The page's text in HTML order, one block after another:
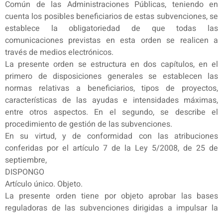
Común de las Administraciones Públicas, teniendo en
cuenta los posibles beneficiarios de estas subvenciones, se
establece la obligatoriedad de que todas las
comunicaciones previstas en esta orden se realicen a
través de medios electrónicos.
La presente orden se estructura en dos capítulos, en el
primero de disposiciones generales se establecen las
normas relativas a beneficiarios, tipos de proyectos,
características de las ayudas e intensidades máximas,
entre otros aspectos. En el segundo, se describe el
procedimiento de gestión de las subvenciones.
En su virtud, y de conformidad con las atribuciones
conferidas por el artículo 7 de la Ley 5/2008, de 25 de
septiembre,
DISPONGO
Artículo único. Objeto.
La presente orden tiene por objeto aprobar las bases
reguladoras de las subvenciones dirigidas a impulsar la